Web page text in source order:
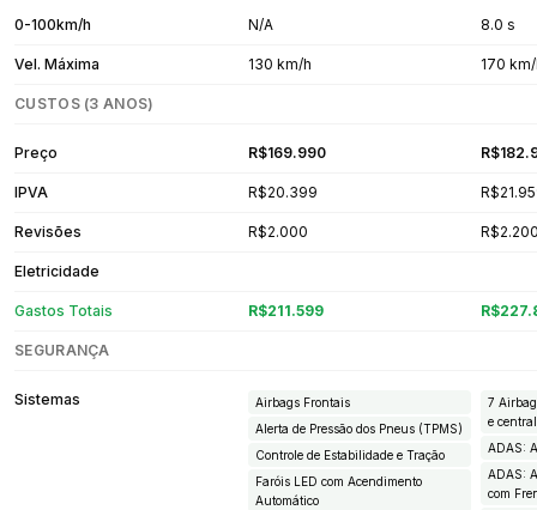
0-100km/h N/A 8.0 s
Vel. Máxima 130 km/h 170
CUSTOS (3 ANOS)
Preço R$169.990
IPVA R$20.399
Revisões R$2.000
Eletricidade
Gastos Totais R$211.599
SEGURANÇA
Sistemas
Airbags Frontais
Alerta de Pressão dos Pneus (TPMS)
Controle de Estabilidade e Tração
Faróis LED com Acendimento
Automático
7
e
ADAS:
ADAS:
com